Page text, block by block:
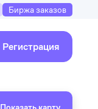
Биржа заказов
Регистрация